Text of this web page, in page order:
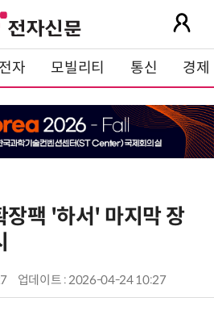
전자 모빌리티 통신 경제
장팩 '하서' 마지막 장
업데이트 : 2026-04-24 10:27